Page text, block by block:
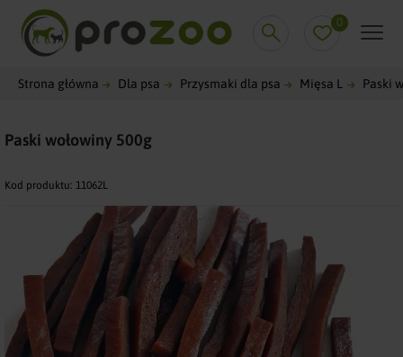
0
Strona główna Dla psa Przysmaki dla psa Mięsa L Paski
Paski wołowiny 500g
Kod produktu: 11062L